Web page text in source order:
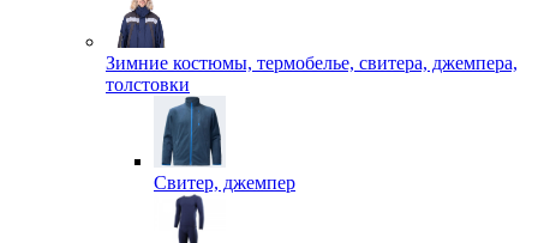
Зимние костюмы, термобелье, свитера, джемпера,
толстовки
Свитер, джемпер